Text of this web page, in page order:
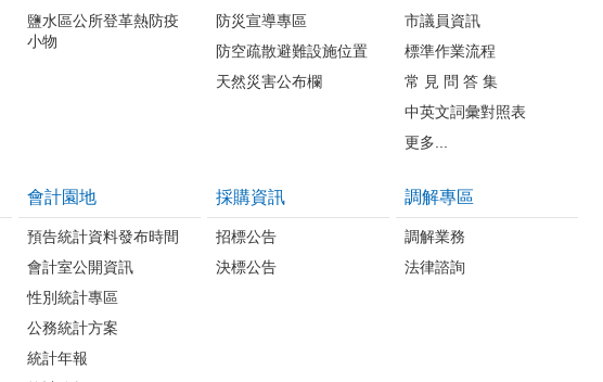
鹽水區公所登革熱防疫
小物
防災宣導專區
防空疏散避難設施位置
天然災害公布欄
市議員資訊
標準作業流程
常 見 問 答 集
中英文詞彙對照表
更多...
會計園地
預告統計資料發布時間
會計室公開資訊
性別統計專區
公務統計方案
統計年報
採購資訊
招標公告
決標公告
調解專區
調解業務
法律諮詢